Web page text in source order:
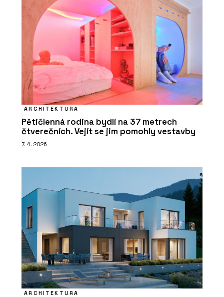
ARCHITEKTURA
Pětičlenná rodina bydlí na 37 metrech
čtverečních. Vejít se jim pomohly vestavby
7. 4. 2026
ARCHITEKTURA